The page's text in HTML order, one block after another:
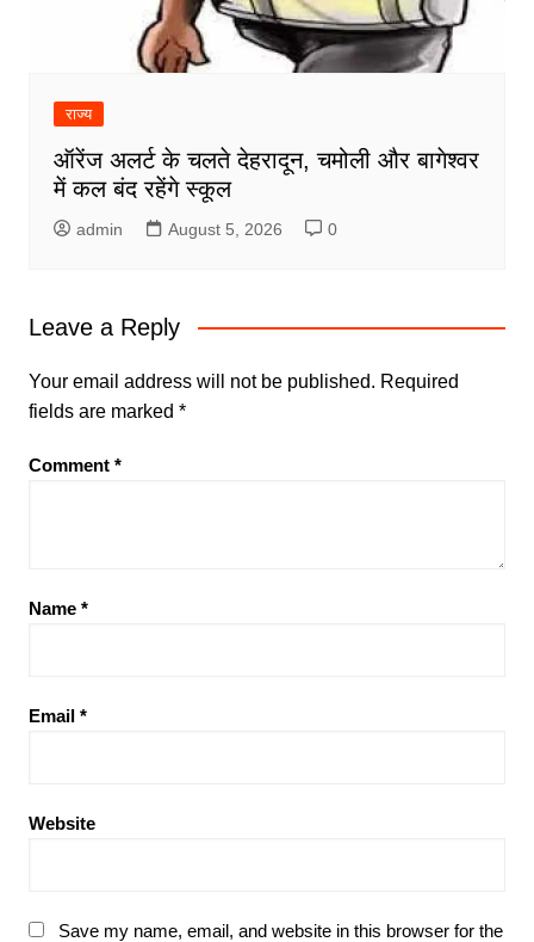
राज्य
ऑरेंज अलर्ट के चलते देहरादून, चमोली और बागेश्वर
में कल बंद रहेंगे स्कूल
admin August 5, 2026 0
Leave a Reply
Your email address will not be published. Required
fields are marked *
Comment *
Name *
Email *
Website
Save my name, email, and website in this browser for the